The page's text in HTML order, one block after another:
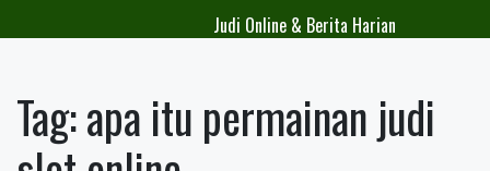
Judi Online & Berita Harian
Tag:apa itu permainan judi